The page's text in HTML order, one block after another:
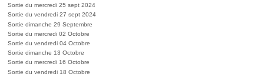
Sortie du mercredi 25 sept 2024
Sortie du vendredi 27 sept 2024
Sortie dimanche 29 Septembre
Sortie du mercredi 02 Octobre
Sortie du vendredi 04 Octobre
Sortie dimanche 13 Octobre
Sortie du mercredi 16 Octobre
Sortie du vendredi 18 Octobre